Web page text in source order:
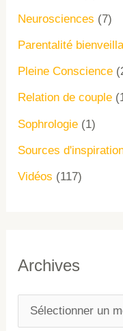
Neurosciences (7)
Parentalité
Pleine Conscience
Relation de couple
Sophrologie (1)
Sources
Vidéos (117)
Archives